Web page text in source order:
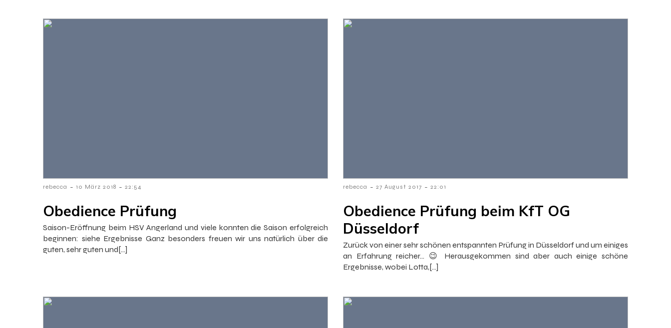
rebecca - 10 März 2018 - 22:54
Obedience Prüfung
Saison-Eröffnung beim HSV Angerland und viele konnten die Saison erfolgreich
beginnen: siehe Ergebnisse Ganz besonders freuen wir uns natürlich über die
guten, sehr guten und[…]
rebecca - 27 August 2017 - 22:01
Obedience Prüfung beim KfT OG
Düsseldorf
Zurück von einer sehr schönen entspannten Prüfung in Düsseldorf und um einiges
an Erfahrung reicher… 😉 Herausgekommen sind aber auch einige schöne
Ergebnisse, wobei Lotta,[…]